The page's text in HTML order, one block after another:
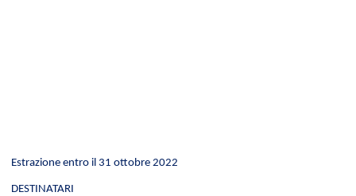
Estrazione entro il 31 ottobre 2022
DESTINATARI